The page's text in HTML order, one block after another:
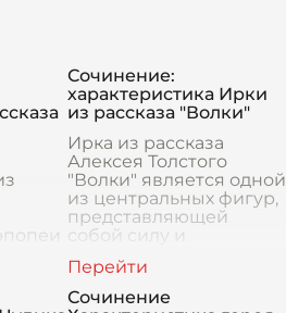
и
Сочинение:
характеристика Ирки
из рассказа "Волки"
Ирка из рассказа
Алексея Толстого
"Волки" является одной
из центральных фигур,
представляющей
собой силу и
человеческой натуры.
Она ярким контрастом
Сочинение